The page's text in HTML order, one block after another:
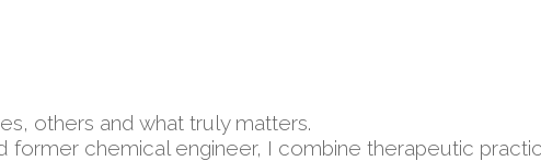
others and what truly matters.
former chemical engineer, I combine therapeutic